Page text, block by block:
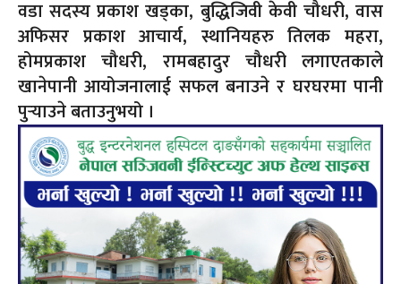
वडा सदस्य प्रकाश खड्का, बुद्धिजिवी केवी चौधरी, वास
अफिसर प्रकाश आचार्य, स्थानियहरु तिलक महरा,
होमप्रकाश चौधरी, रामबहादुर चौधरी लगाएतकाले
खानेपानी आयोजनालाई सफल बनाउने र घरघरमा पानी
पुर्‍याउने बताउनुभयो ।